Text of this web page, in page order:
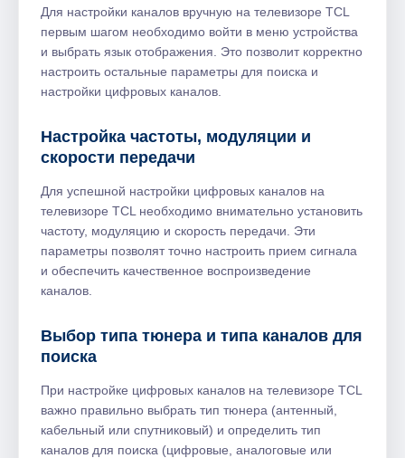
Для настройки каналов вручную на телевизоре TCL
первым шагом необходимо войти в меню устройства
и выбрать язык отображения. Это позволит корректно
настроить остальные параметры для поиска и
настройки цифровых каналов.
Настройка частоты, модуляции и
скорости передачи
Для успешной настройки цифровых каналов на
телевизоре TCL необходимо внимательно установить
частоту, модуляцию и скорость передачи. Эти
параметры позволят точно настроить прием сигнала
и обеспечить качественное воспроизведение
каналов.
Выбор типа тюнера и типа каналов для
поиска
При настройке цифровых каналов на телевизоре TCL
важно правильно выбрать тип тюнера (антенный,
кабельный или спутниковый) и определить тип
каналов для поиска (цифровые, аналоговые или